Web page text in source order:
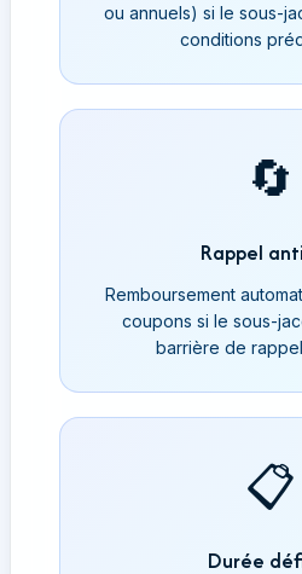
ou annuels) si le sous-
conditions
🔄
Rappel
Remboursement
coupons si le sous-
barrière de
📋
Durée